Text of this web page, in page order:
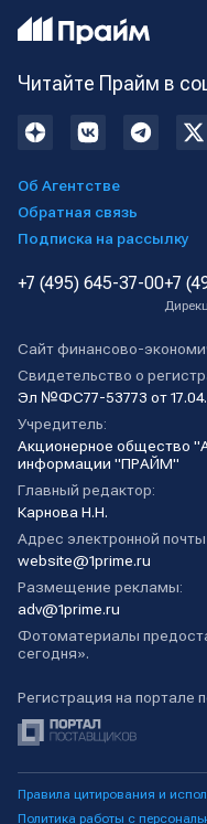
Читайте Прайм в
Об Агентстве
Обратная связь
Подписка на рассылку
+7 (495) 645-37-00+7
Сайт финансово-
Свидетельство о
Эл №ФС77-53773 от
Учредитель:
Акционерное общество
информации "ПРАЙМ"
Главный редактор:
Карнова Н.Н.
Адрес электронной
website@1prime.ru
Размещение рекламы:
adv@1prime.ru
Фотоматериалы
сегодня».
Регистрация на портале
Правила цитирования и
Политика работы с